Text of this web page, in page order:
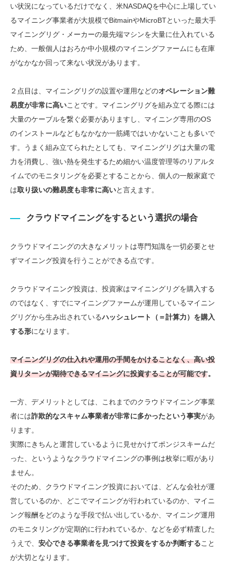
い状況になっているだけでなく、米NASDAQを中心に上場してい
るマイニング事業者が大規模でBitmainやMicroBTといった最大手
マイニングリグ・メーカーの最先端マシンを大量に仕入れている
ため、一般個人はおろか中小規模のマイニングファームにも在庫
がなかなか回って来ない状況があります。
２点目は、マイニングリグの設置や運用などのオペレーション難
易度が非常に高いことです。マイニングリグを組み立てる際には
大量のケーブルを繋ぐ必要がありますし、マイニング専用のOS
のインストールなどもなかなか一筋縄ではいかないことも多いで
す。うまく組み立てられたとしても、マイニングリグは大量の電
力を消費し、強い熱を発生するため細かい温度管理等のリアルタ
イムでのモニタリングを必要とすることから、個人の一般家庭で
は取り扱いの難易度も非常に高いと言えます。
クラウドマイニングをするという選択の場合
クラウドマイニングの大きなメリットは専門知識を一切必要とせ
ずマイニング投資を行うことができる点です。
クラウドマイニング投資は、投資家はマイニングリグを購入する
のではなく、すでにマイニングファームが運用しているマイニン
グリグから生み出されているハッシュレート（＝計算力）を購入
する形になります。
マイニングリグの仕入れや運用の手間をかけることなく、高い投
資リターンが期待できるマイニングに投資することが可能です。
一方、デメリットとしては、これまでのクラウドマイニング事業
者には詐欺的なスキャム事業者が非常に多かったという事実があ
ります。
実際にきちんと運営しているように見せかけてポンジスキームだ
った、というようなクラウドマイニングの事例は枚挙に暇があり
ません。
そのため、クラウドマイニング投資においては、どんな会社が運
営しているのか、どこでマイニングが行われているのか、マイニ
ング報酬をどのような手段で払い出しているか、マイニング運用
のモニタリングが定期的に行われているか、などを必ず精査した
うえで、 安心できる事業者を見つけて投資をするか判断すること
が大切となります。